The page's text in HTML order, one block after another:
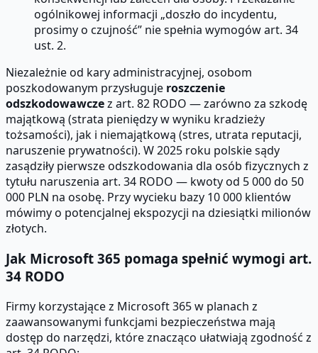
ogólnikowej informacji „doszło do incydentu,
prosimy o czujność” nie spełnia wymogów art. 34
ust. 2.
Niezależnie od kary administracyjnej, osobom
poszkodowanym przysługuje roszczenie
odszkodowawczez art. 82 RODO — zarówno za szkodę
majątkową (strata pieniędzy w wyniku kradzieży
tożsamości), jak i niemajątkową (stres, utrata reputacji,
naruszenie prywatności). W 2025 roku polskie sądy
zasądziły pierwsze odszkodowania dla osób fizycznych z
tytułu naruszenia art. 34 RODO — kwoty od 5 000 do 50
000 PLN na osobę. Przy wycieku bazy 10 000 klientów
mówimy o potencjalnej ekspozycji na dziesiątki milionów
złotych.
Jak Microsoft 365 pomaga spełnić wymogi art.
34 RODO
Firmy korzystające z Microsoft 365 w planach z
zaawansowanymi funkcjami bezpieczeństwa mają
dostęp do narzędzi, które znacząco ułatwiają zgodność z